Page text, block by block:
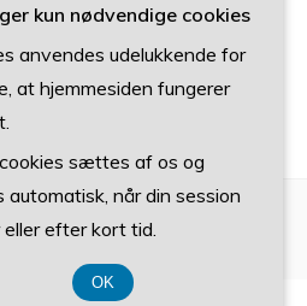
kun nødvendige cookies
anvendes udelukkende for
at hjemmesiden fungerer
sættes af os og
automatisk, når din session
efter kort tid.
OK